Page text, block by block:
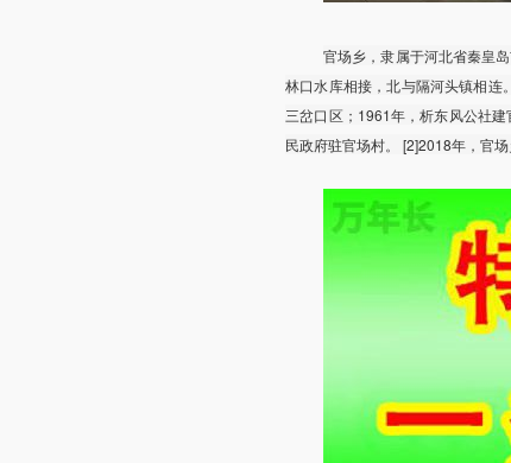
官场乡，隶属于河北省秦皇
林口水库相接，北与隔河头镇相
三岔口区；1961年，析东风公社
民政府驻官场村。 [2]2018年，官